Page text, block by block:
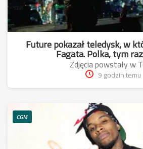
Future pokazał teledysk, w
Fagata. Polka, tym
Zdjęcia powstały w
9 godzin temu
CGM